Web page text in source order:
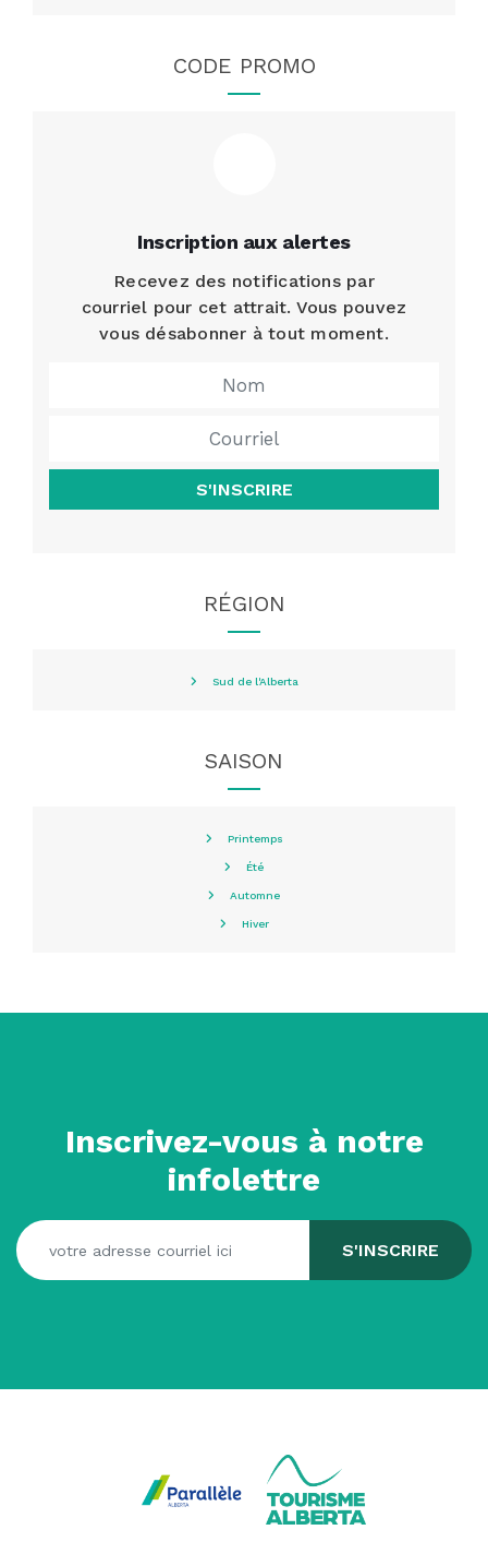
CODE PROMO
Inscription aux alertes
Recevez des notifications par
courriel pour cet attrait. Vous pouvez
vous désabonner à tout moment.
S'INSCRIRE
RÉGION
Sud de l'Alberta
SAISON
Printemps
Été
Automne
Hiver
Inscrivez-vous à notre
infolettre